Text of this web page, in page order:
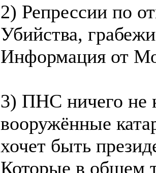
2) Репрессии по
Убийства,
Информация от
3) ПНС ничего не
вооружённые
хочет быть
Которые в общем